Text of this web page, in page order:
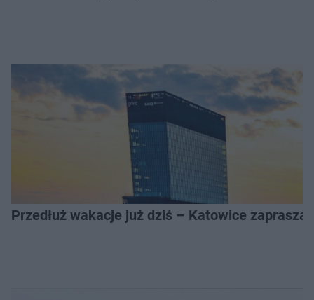
Przedłuż wakacje już dziś – Katowice